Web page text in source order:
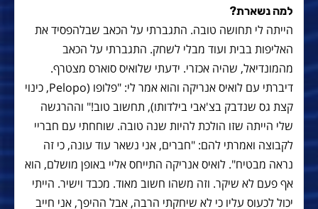
למה נשארת?
הייתה לי תחושה טובה. התגברתי על הכאב שבלהפסיד את
האליפות בבית ועוד מבלי לשחק. התגברתי על הכאב
מהמונדיאל, שהיה אכזרי. ידעתי שלואיס סוארס מצטרף.
דיברתי עם לואיס אנריקה והוא אמר לי: "פלופו (Pelopo, כינוי
קצת גס שנדבק בצ'אבי בילדותו), תחשוב טוב!" וההרגשה
שלי הייתה שזו הולכת להיות שנה טובה. שוחחתי עם חבריי
לקבוצה ואמרתי להם: "חברים, אני נשאר עוד עונה, כי זה
נראה מבטיח". לואיס אנריקה התייחס אליי באופן מושלם, הוא
אף פעם לא שיקר. וזה משהו חשוב מאוד. מכבד וישיר. הייתי
יכול לכעוס עליו כי לא שיחקתי הרבה, אבל ההיפך, אני חייב